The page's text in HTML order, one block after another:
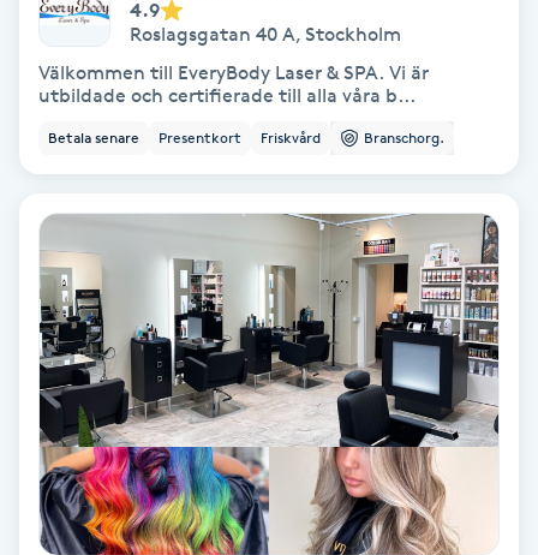
Celluliter
Coachning
Color correction
Cryoterapi
Damklippning
Dermapen
Diamantslipning
Enzympeeling
4.9
Roslagsgatan 40 A, Stockholm
Välkommen till EveryBody Laser & SPA. Vi är
utbildade och certifierade till alla våra b...
Betala senare Presentkort Friskvård Branschorg.